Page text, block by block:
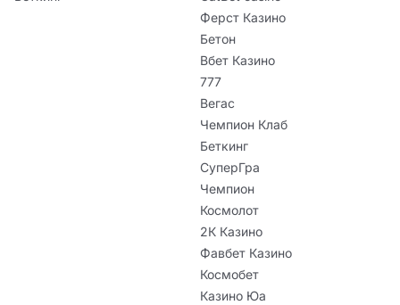
Ферст Казино
Бетон
Вбет Казино
777
Вегас
Чемпион Клаб
Беткинг
СуперГра
Чемпион
Космолот
2К Казино
Фавбет Казино
Космобет
Казино Юа